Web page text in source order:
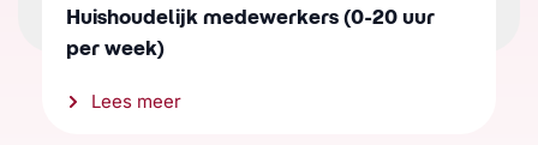
Huishoudelijk medewerkers (0-20 uur
per week)
Lees meer